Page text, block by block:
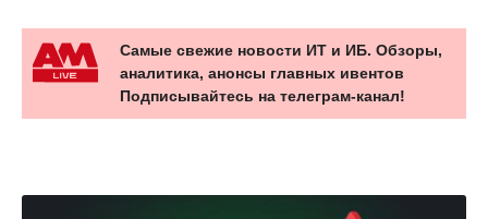
Самые свежие новости ИТ и ИБ. Обзоры,
аналитика, анонсы главных ивентов
Подписывайтесь на телеграм-канал!